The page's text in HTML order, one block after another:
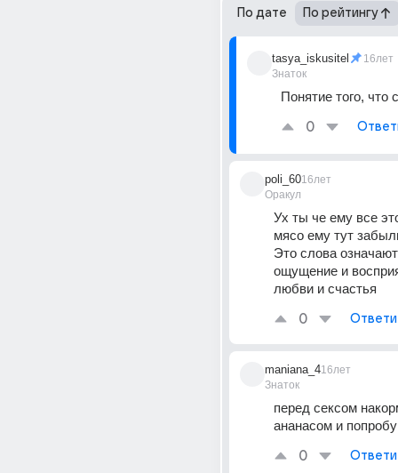
По дате По рейтингу
tasya_iskusitel
Знаток
16лет
Понятие того, что
0
poli_60
Оракул
16лет
Ух ты че ему все
мясо ему тут
Это слова
ощущение и
любви и счастья
0
maniana_4
Знаток
16лет
перед сексом
ананасом и
0